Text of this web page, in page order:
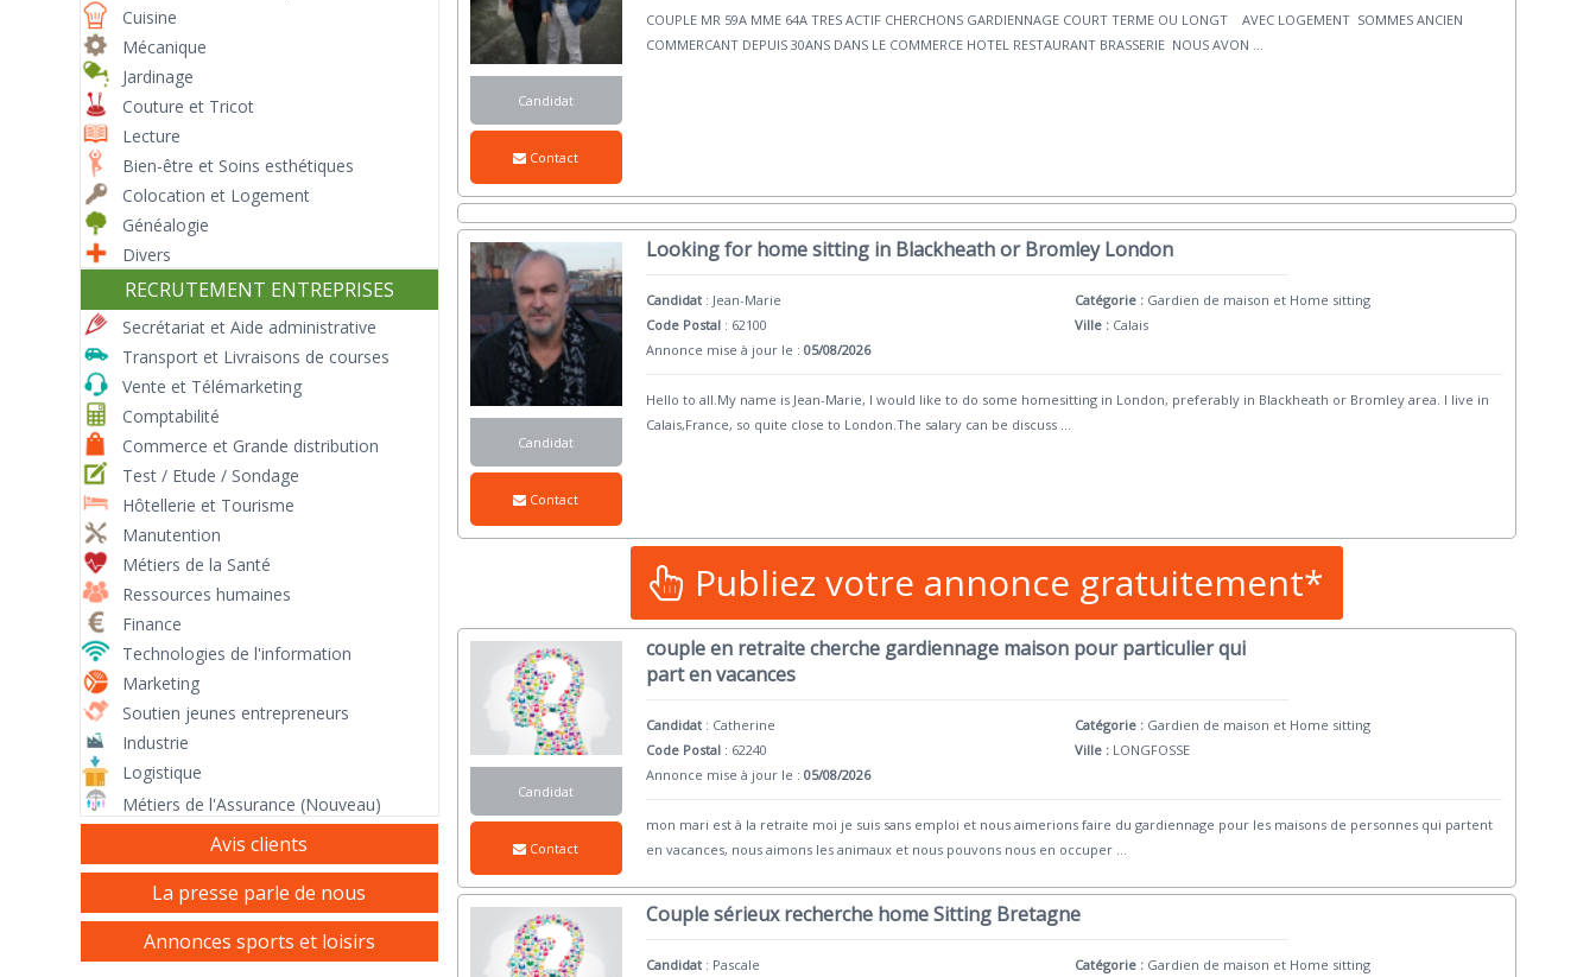
Candidat
Contact
COUPLE MR 59A MME 64A TRES ACTIF CHERCHONS GARDIENNAGE COURT TERME OU LONGT AVEC LOGEMENT SOMMES ANCIEN
COMMERCANT DEPUIS 30ANS DANS LE COMMERCE HOTEL RESTAURANT BRASSERIE NOUS AVON ...
Candidat
Contact
Looking for home sitting in Blackheath or Bromley London
Candidat : Jean-Marie
Code Postal : 62100
Annonce mise à jour le :05/08/2026
Catégorie : Gardien de maison et Home sitting
Ville : Calais
Hello to all.My name is Jean-Marie, I would like to do some homesitting in London, preferably in Blackheath or Bromley area. I live in
Calais,France, so quite close to London.The salary can be discuss
Publiez votre annonce gratuitement*
Candidat
Contact
couple en retraite cherche gardiennage maison pour particulier qui
part en vacances
Candidat : Catherine
Code Postal : 62240
Annonce mise à jour le :05/08/2026
Catégorie : Gardien de maison et Home sitting
Ville : LONGFOSSE
mon mari est à la retraite moi je suis sans emploi et nous aimerions faire du gardiennage pour les maisons de personnes qui partent
en vacances, nous aimons les animaux et nous pouvons nous en occuper
Couple sérieux recherche home Sitting Bretagne
Candidat : Pascale
Catégorie : Gardien de maison et Home sitting
Cuisine
Mécanique
Jardinage
Couture et Tricot
Lecture
Bien-être et Soins esthétiques
Colocation et Logement
Généalogie
Divers
RECRUTEMENT ENTREPRISES
Secrétariat et Aide administrative
Transport et Livraisons de courses
Vente et Télémarketing
Comptabilité
Commerce et Grande distribution
Test / Etude / Sondage
Hôtellerie et Tourisme
Manutention
Métiers de la Santé
Ressources humaines
Finance
Technologies de l'information
Marketing
Soutien jeunes entrepreneurs
Industrie
Logistique
Métiers de l'Assurance (Nouveau)
Avis clients
La presse parle de nous
Annonces sports et loisirs